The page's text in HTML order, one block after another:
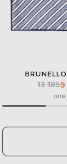
13 1859
one